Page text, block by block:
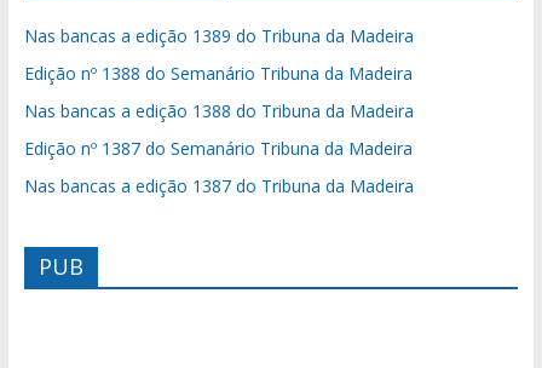
Nas bancas a edição 1389 do Tribuna da Madeira
Edição nº 1388 do Semanário Tribuna da Madeira
Nas bancas a edição 1388 do Tribuna da Madeira
Edição nº 1387 do Semanário Tribuna da Madeira
Nas bancas a edição 1387 do Tribuna da Madeira
PUB